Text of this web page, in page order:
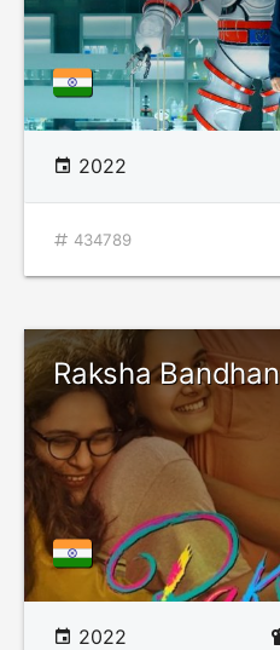
2022
434789
Raksha Bandhan
2022